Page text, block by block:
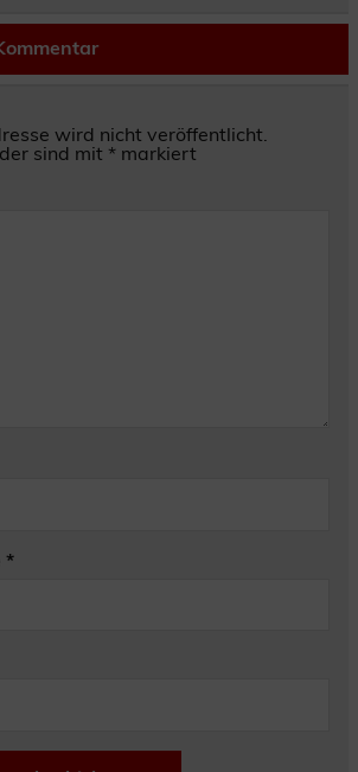
wird nicht veröffentlicht.
sind mit * markiert
*